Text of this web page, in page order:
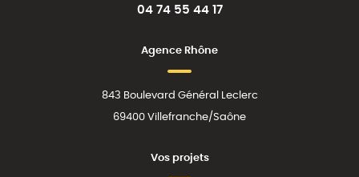
04 74 55 44 17
Agence Rhône
843 Boulevard Général Leclerc
69400 Villefranche/Saône
Vos projets